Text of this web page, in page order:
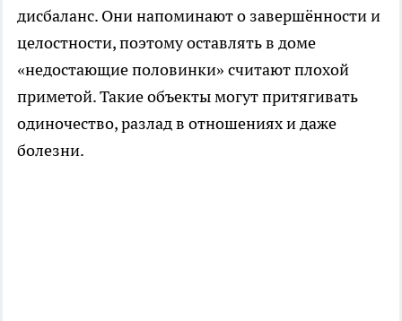
дисбаланс. Они напоминают о завершённости и
целостности, поэтому оставлять в доме
«недостающие половинки» считают плохой
приметой. Такие объекты могут притягивать
одиночество, разлад в отношениях и даже
болезни.